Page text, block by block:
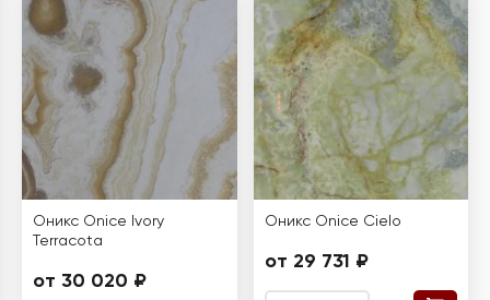
Оникс Onice Ivory
Terracota
от 30 020 ₽
Оникс Onice Cielo
от 29 731 ₽